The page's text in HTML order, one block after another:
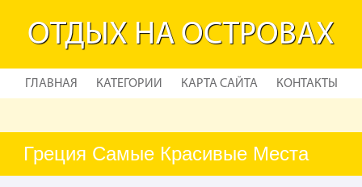
ОТДЫХ НА ОСТРОВАХ
ГЛАВНАЯ КАТЕГОРИИ КАРТА САЙТА КОНТАКТЫ
Греция Самые Красивые Места